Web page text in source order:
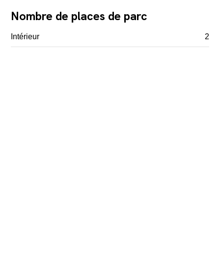
Nombre de places de parc
Intérieur 2